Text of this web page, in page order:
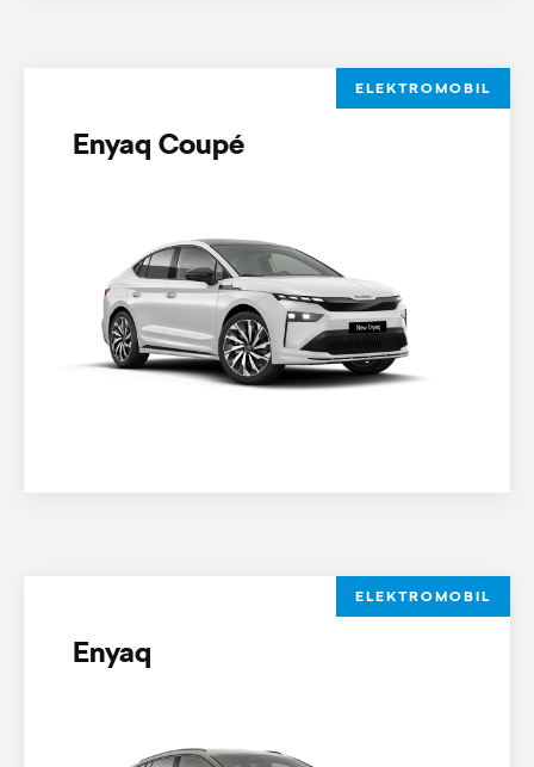
ELEKTROMOBIL
Enyaq Coupé
ELEKTROMOBIL
Enyaq